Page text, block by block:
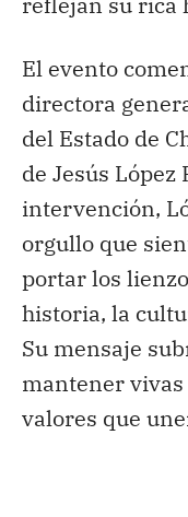
El evento
directora
del Estado de
de Jesús López
intervención,
orgullo que
portar los
historia, la
Su mensaje
mantener
valores que